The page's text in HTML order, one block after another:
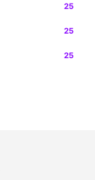
25
25
25